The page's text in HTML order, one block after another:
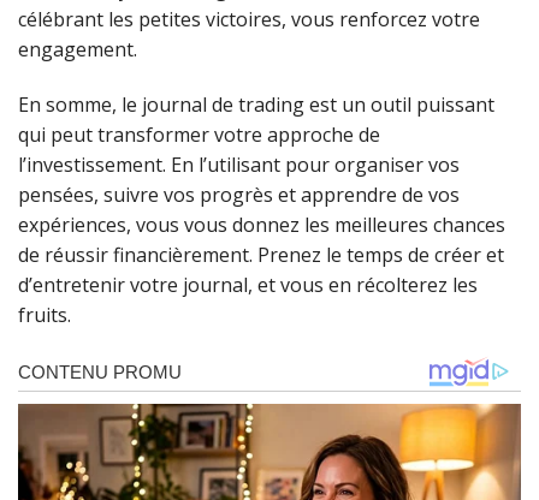
célébrant les petites victoires, vous renforcez votre
engagement.
En somme, le journal de trading est un outil puissant
qui peut transformer votre approche de
l’investissement. En l’utilisant pour organiser vos
pensées, suivre vos progrès et apprendre de vos
expériences, vous vous donnez les meilleures chances
de réussir financièrement. Prenez le temps de créer et
d’entretenir votre journal, et vous en récolterez les
fruits.